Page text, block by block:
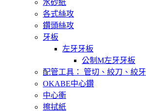
水砂紙
各式絲攻
鑽頭絲攻
牙板
左牙牙板
公制M左牙牙板
配管工具： 管切、絞刀、絞牙
OKABE中心鑽
中心衝
擦拭紙